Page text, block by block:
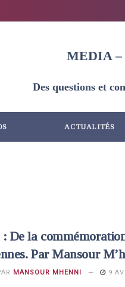
MEDIA –
Des questions et
ACTUALITÉS
De la
Par Mansour
MANSOUR MHENNI 9